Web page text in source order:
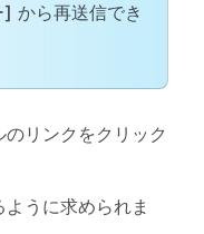
] から再送信でき
リンクをクリック
うに求められま